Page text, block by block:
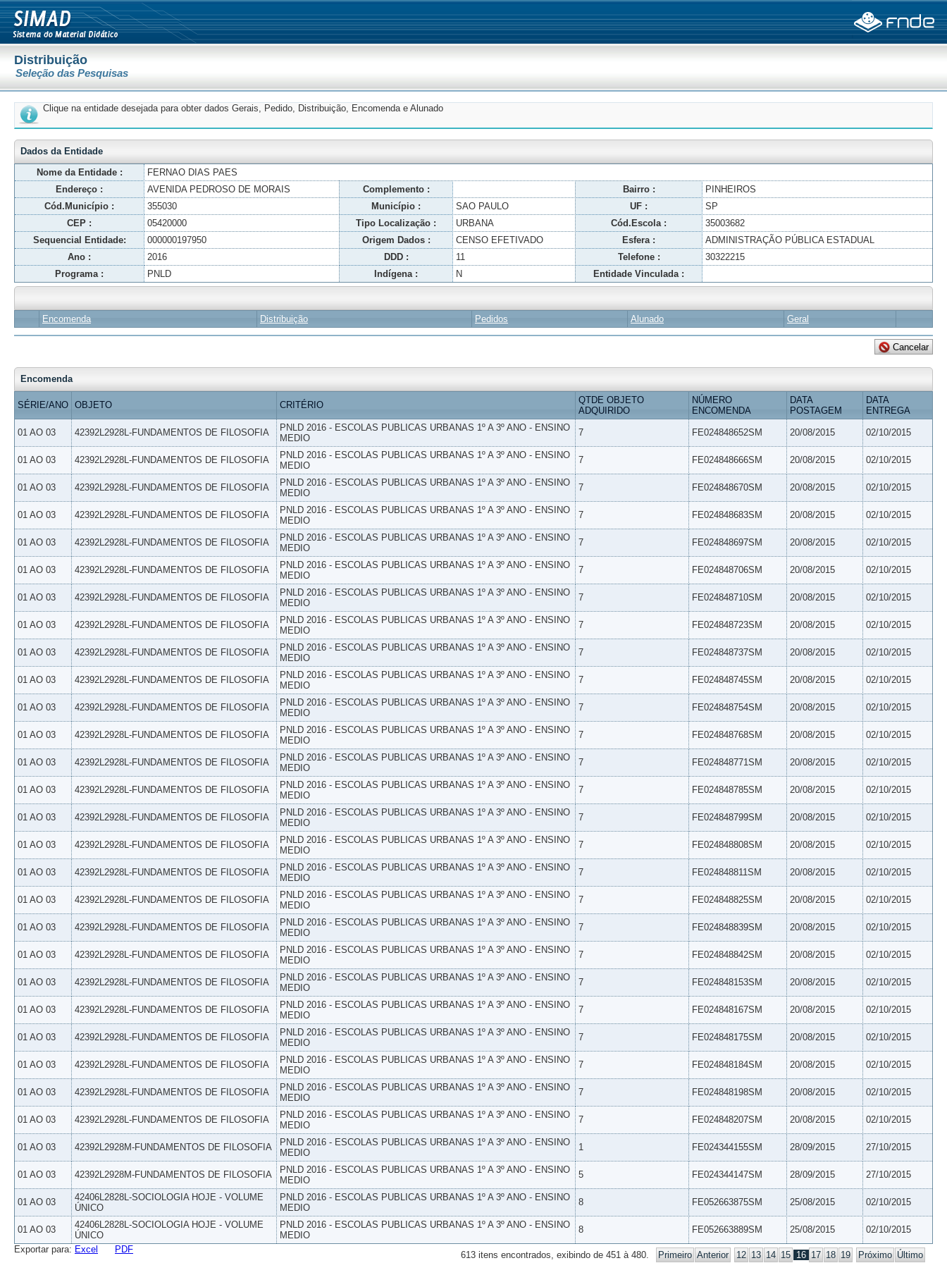
Distribuição
Seleção das Pesquisas
Clique na entidade desejada para obter dados Gerais, Pedido, Distribuição, Encomenda e Alunado
Dados da Entidade
Nome da Entidade :
FERNAO DIAS PAES
Endereço :
AVENIDA PEDROSO DE MORAIS Complemento : Bairro :
PINHEIROS
Cód.Município :
355030 Município : SAO PAULO UF :
SP
CEP :
05420000 Tipo Localização : URBANA Cód.Escola :
35003682
Sequencial Entidade:
000000197950 Origem Dados : CENSO EFETIVADO Esfera :
ADMINISTRAÇÃO PÚBLICA ESTADUAL
Ano :
2016 DDD : 11 Telefone :
30322215
Programa :
PNLD Indígena : N Entidade Vinculada :
Encomenda Distribuição Pedidos Alunado Geral
Encomenda
SÉRIE/ANO OBJETO CRITÉRIO
QTDE OBJETO
ADQUIRIDO
NÚMERO
ENCOMENDA
DATA
POSTAGEM
DATA
ENTREGA
01 AO 03 42392L2928L-FUNDAMENTOS DE FILOSOFIA
PNLD 2016 - ESCOLAS PUBLICAS URBANAS 1º A 3º ANO - ENSINO
MEDIO
7 FE024848652SM 20/08/2015 02/10/2015
01 AO 03 42392L2928L-FUNDAMENTOS DE FILOSOFIA
PNLD 2016 - ESCOLAS PUBLICAS URBANAS 1º A 3º ANO - ENSINO
MEDIO
7 FE024848666SM 20/08/2015 02/10/2015
01 AO 03 42392L2928L-FUNDAMENTOS DE FILOSOFIA
PNLD 2016 - ESCOLAS PUBLICAS URBANAS 1º A 3º ANO - ENSINO
MEDIO
7 FE024848670SM 20/08/2015 02/10/2015
01 AO 03 42392L2928L-FUNDAMENTOS DE FILOSOFIA
PNLD 2016 - ESCOLAS PUBLICAS URBANAS 1º A 3º ANO - ENSINO
MEDIO
7 FE024848683SM 20/08/2015 02/10/2015
01 AO 03 42392L2928L-FUNDAMENTOS DE FILOSOFIA
PNLD 2016 - ESCOLAS PUBLICAS URBANAS 1º A 3º ANO - ENSINO
MEDIO
7 FE024848697SM 20/08/2015 02/10/2015
01 AO 03 42392L2928L-FUNDAMENTOS DE FILOSOFIA
PNLD 2016 - ESCOLAS PUBLICAS URBANAS 1º A 3º ANO - ENSINO
MEDIO
7 FE024848706SM 20/08/2015 02/10/2015
01 AO 03 42392L2928L-FUNDAMENTOS DE FILOSOFIA
PNLD 2016 - ESCOLAS PUBLICAS URBANAS 1º A 3º ANO - ENSINO
MEDIO
7 FE024848710SM 20/08/2015 02/10/2015
01 AO 03 42392L2928L-FUNDAMENTOS DE FILOSOFIA
PNLD 2016 - ESCOLAS PUBLICAS URBANAS 1º A 3º ANO - ENSINO
MEDIO
7 FE024848723SM 20/08/2015 02/10/2015
01 AO 03 42392L2928L-FUNDAMENTOS DE FILOSOFIA
PNLD 2016 - ESCOLAS PUBLICAS URBANAS 1º A 3º ANO - ENSINO
MEDIO
7 FE024848737SM 20/08/2015 02/10/2015
01 AO 03 42392L2928L-FUNDAMENTOS DE FILOSOFIA
PNLD 2016 - ESCOLAS PUBLICAS URBANAS 1º A 3º ANO - ENSINO
MEDIO
7 FE024848745SM 20/08/2015 02/10/2015
01 AO 03 42392L2928L-FUNDAMENTOS DE FILOSOFIA
PNLD 2016 - ESCOLAS PUBLICAS URBANAS 1º A 3º ANO - ENSINO
MEDIO
7 FE024848754SM 20/08/2015 02/10/2015
01 AO 03 42392L2928L-FUNDAMENTOS DE FILOSOFIA
PNLD 2016 - ESCOLAS PUBLICAS URBANAS 1º A 3º ANO - ENSINO
MEDIO
7 FE024848768SM 20/08/2015 02/10/2015
01 AO 03 42392L2928L-FUNDAMENTOS DE FILOSOFIA
PNLD 2016 - ESCOLAS PUBLICAS URBANAS 1º A 3º ANO - ENSINO
MEDIO
7 FE024848771SM 20/08/2015 02/10/2015
01 AO 03 42392L2928L-FUNDAMENTOS DE FILOSOFIA
PNLD 2016 - ESCOLAS PUBLICAS URBANAS 1º A 3º ANO - ENSINO
MEDIO
7 FE024848785SM 20/08/2015 02/10/2015
01 AO 03 42392L2928L-FUNDAMENTOS DE FILOSOFIA
PNLD 2016 - ESCOLAS PUBLICAS URBANAS 1º A 3º ANO - ENSINO
MEDIO
7 FE024848799SM 20/08/2015 02/10/2015
01 AO 03 42392L2928L-FUNDAMENTOS DE FILOSOFIA
PNLD 2016 - ESCOLAS PUBLICAS URBANAS 1º A 3º ANO - ENSINO
MEDIO
7 FE024848808SM 20/08/2015 02/10/2015
01 AO 03 42392L2928L-FUNDAMENTOS DE FILOSOFIA
PNLD 2016 - ESCOLAS PUBLICAS URBANAS 1º A 3º ANO - ENSINO
MEDIO
7 FE024848811SM 20/08/2015 02/10/2015
01 AO 03 42392L2928L-FUNDAMENTOS DE FILOSOFIA
PNLD 2016 - ESCOLAS PUBLICAS URBANAS 1º A 3º ANO - ENSINO
MEDIO
7 FE024848825SM 20/08/2015 02/10/2015
01 AO 03 42392L2928L-FUNDAMENTOS DE FILOSOFIA
PNLD 2016 - ESCOLAS PUBLICAS URBANAS 1º A 3º ANO - ENSINO
MEDIO
7 FE024848839SM 20/08/2015 02/10/2015
01 AO 03 42392L2928L-FUNDAMENTOS DE FILOSOFIA
PNLD 2016 - ESCOLAS PUBLICAS URBANAS 1º A 3º ANO - ENSINO
MEDIO
7 FE024848842SM 20/08/2015 02/10/2015
01 AO 03 42392L2928L-FUNDAMENTOS DE FILOSOFIA
PNLD 2016 - ESCOLAS PUBLICAS URBANAS 1º A 3º ANO - ENSINO
MEDIO
7 FE024848153SM 20/08/2015 02/10/2015
01 AO 03 42392L2928L-FUNDAMENTOS DE FILOSOFIA
PNLD 2016 - ESCOLAS PUBLICAS URBANAS 1º A 3º ANO - ENSINO
MEDIO
7 FE024848167SM 20/08/2015 02/10/2015
01 AO 03 42392L2928L-FUNDAMENTOS DE FILOSOFIA
PNLD 2016 - ESCOLAS PUBLICAS URBANAS 1º A 3º ANO - ENSINO
MEDIO
7 FE024848175SM 20/08/2015 02/10/2015
01 AO 03 42392L2928L-FUNDAMENTOS DE FILOSOFIA
PNLD 2016 - ESCOLAS PUBLICAS URBANAS 1º A 3º ANO - ENSINO
MEDIO
7 FE024848184SM 20/08/2015 02/10/2015
01 AO 03 42392L2928L-FUNDAMENTOS DE FILOSOFIA
PNLD 2016 - ESCOLAS PUBLICAS URBANAS 1º A 3º ANO - ENSINO
MEDIO
7 FE024848198SM 20/08/2015 02/10/2015
01 AO 03 42392L2928L-FUNDAMENTOS DE FILOSOFIA
PNLD 2016 - ESCOLAS PUBLICAS URBANAS 1º A 3º ANO - ENSINO
MEDIO
7 FE024848207SM 20/08/2015 02/10/2015
01 AO 03 42392L2928M-FUNDAMENTOS DE FILOSOFIA
PNLD 2016 - ESCOLAS PUBLICAS URBANAS 1º A 3º ANO - ENSINO
MEDIO
1 FE024344155SM 28/09/2015 27/10/2015
01 AO 03 42392L2928M-FUNDAMENTOS DE FILOSOFIA
PNLD 2016 - ESCOLAS PUBLICAS URBANAS 1º A 3º ANO - ENSINO
MEDIO
5 FE024344147SM 28/09/2015 27/10/2015
01 AO 03
42406L2828L-SOCIOLOGIA HOJE - VOLUME
ÚNICO
PNLD 2016 - ESCOLAS PUBLICAS URBANAS 1º A 3º ANO - ENSINO
MEDIO
8 FE052663875SM 25/08/2015 02/10/2015
01 AO 03
42406L2828L-SOCIOLOGIA HOJE - VOLUME
ÚNICO
PNLD 2016 - ESCOLAS PUBLICAS URBANAS 1º A 3º ANO - ENSINO
MEDIO
8 FE052663889SM 25/08/2015 02/10/2015
613 itens encontrados, exibindo de 451 à 480. Primeiro Anterior 12 13 14 15 16 17 18 19 Próximo Último
Exportar para: Excel PDF